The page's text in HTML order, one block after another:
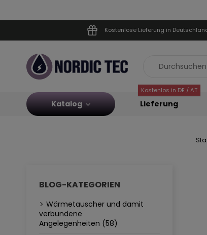
Kostenlose Lieferung in
Katalog
Kostenlos in DE / AT
Lieferung
BLOG-KATEGORIEN
Wärmetauscher und damit
verbundene
Angelegenheiten (58)